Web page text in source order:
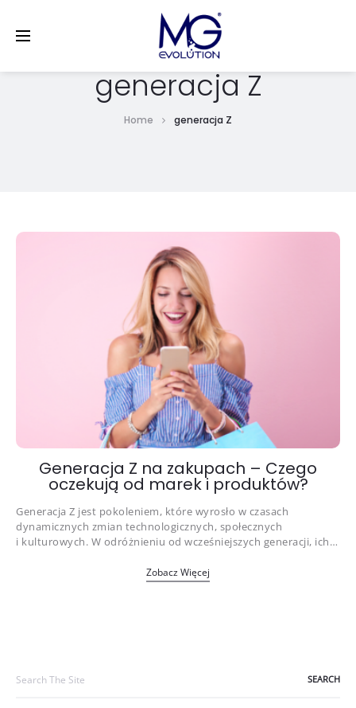
generacja Z
Home generacja Z
Generacja Z na zakupach – Czego
oczekują od marek i produktów?
Generacja Z jest pokoleniem, które wyrosło w czasach
dynamicznych zmian technologicznych, społecznych
i kulturowych. W odróżnieniu od wcześniejszych generacji, ich…
Zobacz Więcej